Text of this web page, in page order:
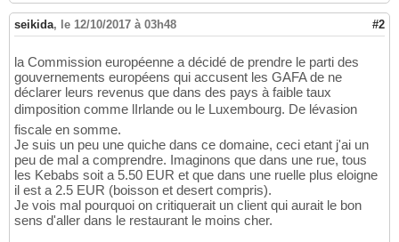
seikida, le 12/10/2017 à 03h48 #2
la Commission européenne a décidé de prendre le parti des
gouvernements européens qui accusent les GAFA de ne
déclarer leurs revenus que dans des pays à faible taux
dimposition comme lIrlande ou le Luxembourg. De lévasion
fiscale en somme.
Je suis un peu une quiche dans ce domaine, ceci etant j'ai un
peu de mal a comprendre. Imaginons que dans une rue, tous
les Kebabs soit a 5.50 EUR et que dans une ruelle plus eloigne
il est a 2.5 EUR (boisson et desert compris).
Je vois mal pourquoi on critiquerait un client qui aurait le bon
sens d'aller dans le restaurant le moins cher.